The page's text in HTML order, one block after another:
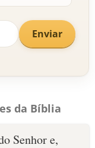
Enviar
da Bíblia
Senhor e,